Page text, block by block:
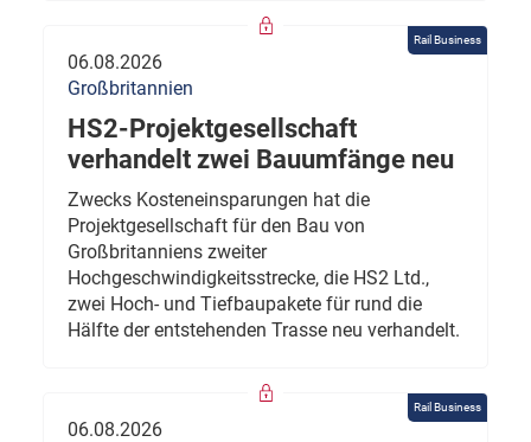
Rail Business
06.08.2026
Großbritannien
HS2-Projektgesellschaft
verhandelt zwei Bauumfänge neu
Zwecks Kosteneinsparungen hat die
Projektgesellschaft für den Bau von
Großbritanniens zweiter
Hochgeschwindigkeitsstrecke, die HS2 Ltd.,
zwei Hoch- und Tiefbaupakete für rund die
Hälfte der entstehenden Trasse neu verhandelt.
Rail Business
06.08.2026